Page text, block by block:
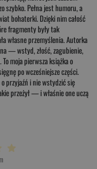
szybko. Pełna jest humoru, a
bohaterki. Dzięki nim całość
fragmenty były tak
własne przemyślenia. Autorka
— wstyd, złość, zagubienie,
moja pierwsza książka o
po wcześniejsze części.
przyjaźń i nie wstydzić się
przeżył — i właśnie one uczą
Twoja ocena: Arcydzieło 10/10"
ocena: Wybitna 9/10"
Rewelacyjna 8/10"
dobra 7/10"
6/10"
5/10"